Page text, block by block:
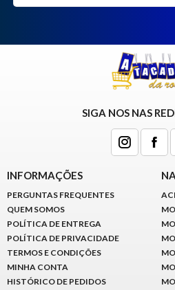
SIGA NOS NAS
INFORMAÇÕES
PERGUNTAS FREQUENTES
QUEM SOMOS
POLÍTICA DE ENTREGA
POLÍTICA DE PRIVACIDADE
TERMOS E CONDIÇÕES
MINHA CONTA
HISTÓRICO DE PEDIDOS